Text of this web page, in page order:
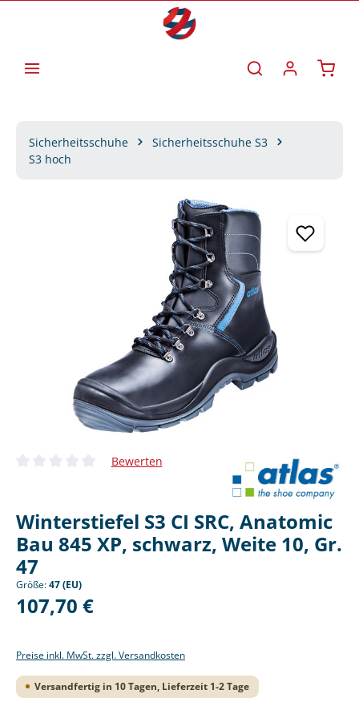
Sicherheitsschuhe
Sicherheitsschuhe S3
S3 hoch
Durchschnittliche Bewertung von 0 von 5 Sternen
Bewerten
Winterstiefel S3 CI SRC, Anatomic
Bau 845 XP, schwarz, Weite 10, Gr.
47
Größe:47 (EU)
Regulärer Preis:
107,70 €
Preise inkl. MwSt. zzgl. Versandkosten
Versandfertig in 10 Tagen, Lieferzeit 1-2 Tage